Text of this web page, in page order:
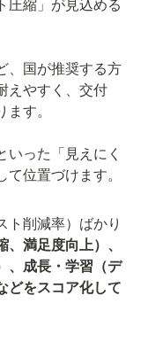
圧縮」が見込める
、国が推奨する方
えやすく、交付
った「見えにく
位置づけます。
ト削減率）ばかり
満足度向上）、
、成長・学習（デ
どをスコア化して